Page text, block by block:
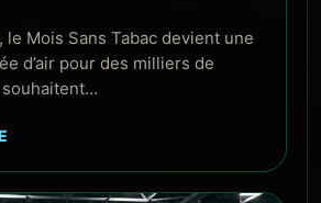
le Mois Sans Tabac devient une
d’air pour des milliers de